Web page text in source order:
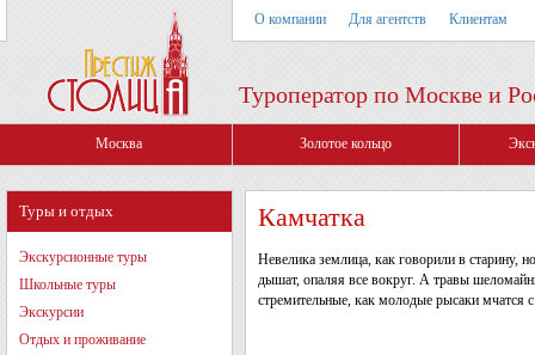
О компании Для агентств Клиентам
Туроператор по Москве и
Москва Золотое кольцо
Туры и отдых
Экскурсионные туры
Школьные туры
Экскурсии
Отдых и проживание
Камчатка
Невелика землица, как говорили в старину,
дышат, опаляя все вокруг. А травы
стремительные, как молодые рысаки